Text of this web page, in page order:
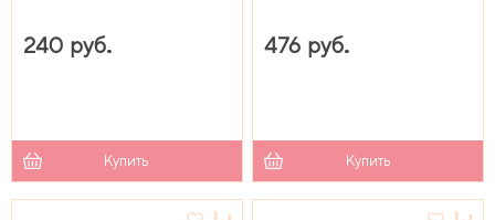
240 руб.
Купить
476 руб.
Купить